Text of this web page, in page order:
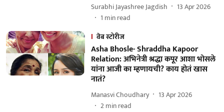
Surabhi Jayashree Jagdish
13 Apr 2026
1 min read
वेब स्टोरीज
Asha Bhosle- Shraddha Kapoor
Relation: अभिनेत्री श्रद्धा कपूर आशा भोसले
यांना आजी का म्हणायची? काय होतं खास
नातं?
Manasvi Choudhary
13 Apr 2026
2min read